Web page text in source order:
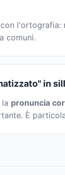
l'ortografia:
comuni.
in
pronuncia
È